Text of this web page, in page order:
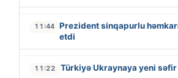
11:44 Prezident sinqapurlu
etdi
11:22 Türkiyə Ukraynaya yeni